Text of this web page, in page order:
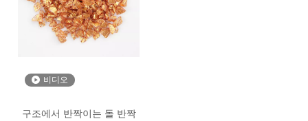
비디오
구조에서 반짝이는 돌 반짝